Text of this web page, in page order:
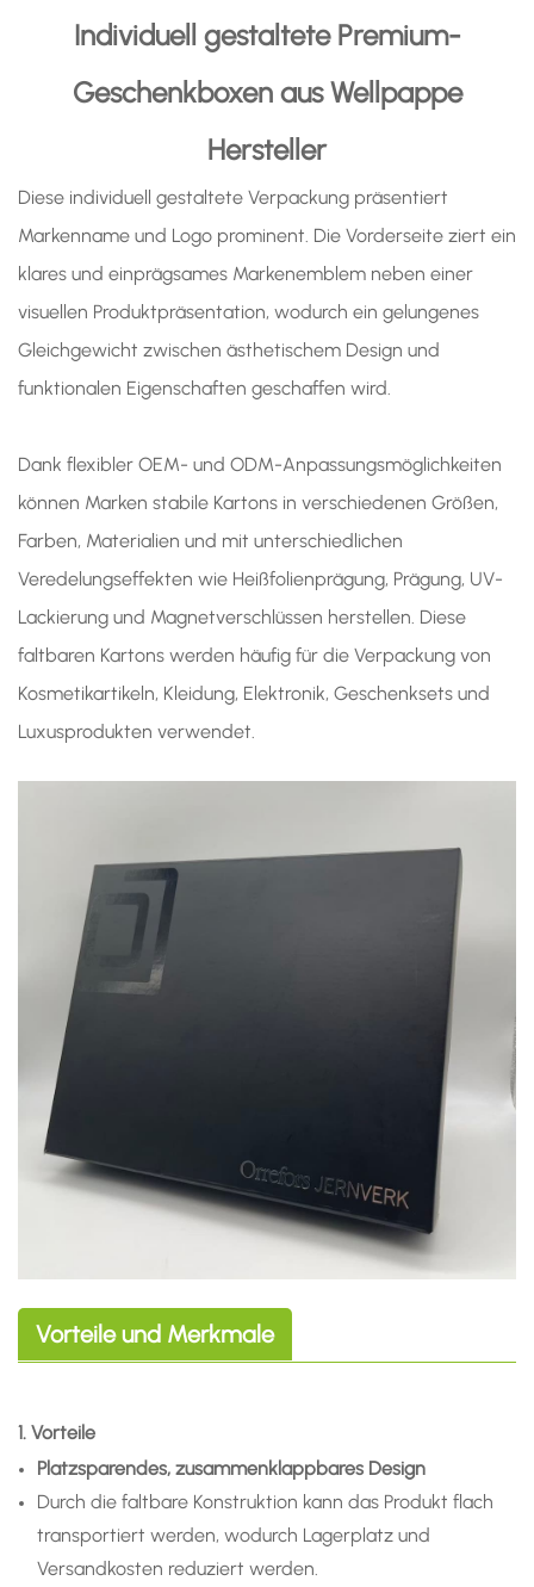
Individuell gestaltete Premium-
Geschenkboxen aus Wellpappe
Hersteller
Diese individuell gestaltete Verpackung präsentiert
Markenname und Logo prominent. Die Vorderseite ziert ein
klares und einprägsames Markenemblem neben einer
visuellen Produktpräsentation, wodurch ein gelungenes
Gleichgewicht zwischen ästhetischem Design und
funktionalen Eigenschaften geschaffen wird.
Dank flexibler OEM- und ODM-Anpassungsmöglichkeiten
können Marken stabile Kartons in verschiedenen Größen,
Farben, Materialien und mit unterschiedlichen
Veredelungseffekten wie Heißfolienprägung, Prägung, UV-
Lackierung und Magnetverschlüssen herstellen. Diese
faltbaren Kartons werden häufig für die Verpackung von
Kosmetikartikeln, Kleidung, Elektronik, Geschenksets und
Luxusprodukten verwendet.
Vorteile und Merkmale
1. Vorteile
Platzsparendes, zusammenklappbares Design
Durch die faltbare Konstruktion kann das Produkt flach
transportiert werden, wodurch Lagerplatz und
Versandkosten reduziert werden.